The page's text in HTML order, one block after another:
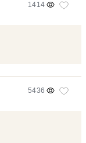
1414
5436